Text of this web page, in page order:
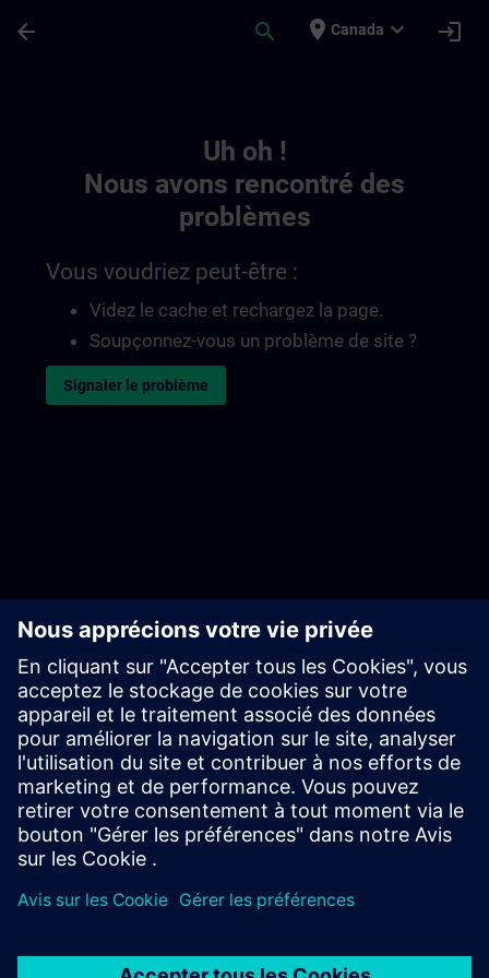
arrow_back search place Canada expand_more login
Uh oh !
Nous avons rencontré des
problèmes
Vous voudriez peut-être :
Videz le cache et rechargez la page.
Soupçonnez-vous un problème de site ?
Signaler le problème